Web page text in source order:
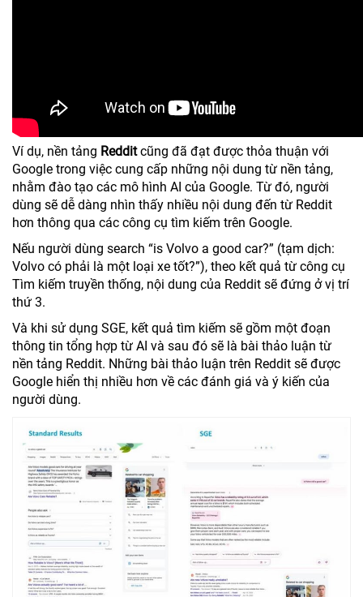
Ví dụ, nền tảng Redditcũng đã đạt được thỏa thuận với
Google trong việc cung cấp những nội dung từ nền tảng,
nhằm đào tạo các mô hình AI của Google. Từ đó, người
dùng sẽ dễ dàng nhìn thấy nhiều nội dung đến từ Reddit
hơn thông qua các công cụ tìm kiếm trên Google.
Nếu người dùng search “is Volvo a good car?” (tạm dịch:
Volvo có phải là một loại xe tốt?”), theo kết quả từ công cụ
Tìm kiếm truyền thống, nội dung của Reddit sẽ đứng ở vị trí
thứ 3.
Và khi sử dụng SGE, kết quả tìm kiếm sẽ gồm một đoạn
thông tin tổng hợp từ AI và sau đó sẽ là bài thảo luận từ
nền tảng Reddit. Những bài thảo luận trên Reddit sẽ được
Google hiển thị nhiều hơn về các đánh giá và ý kiến của
người dùng.